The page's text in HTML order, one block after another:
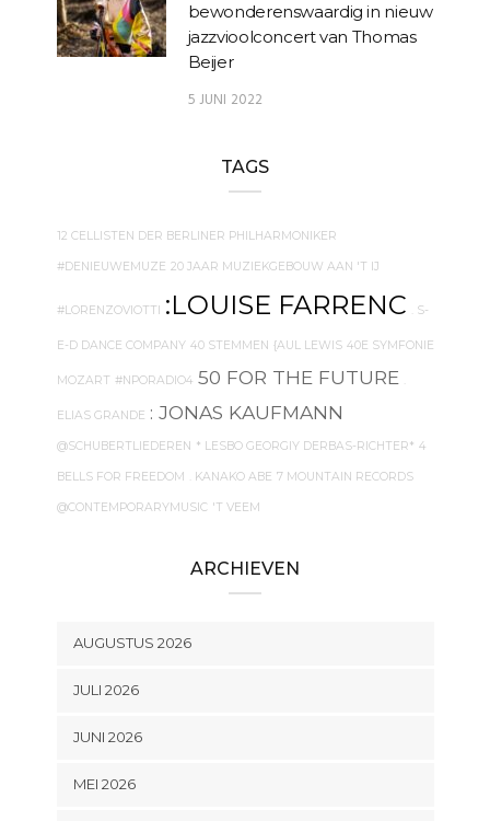
bewonderenswaardig in nieuw
jazzvioolconcert van Thomas
Beijer
5 JUNI 2022
TAGS
12 CELLISTEN DER BERLINER PHILHARMONIKER
#DENIEUWEMUZE 20 JAAR MUZIEKGEBOUW AAN 'T IJ
#LORENZOVIOTTI :LOUISE FARRENC . S-
E-D DANCE COMPANY 40 STEMMEN {AUL LEWIS 40E SYMFONIE
MOZART #NPORADIO4 50 FOR THE FUTURE
ELIAS GRANDE : JONAS KAUFMANN
@SCHUBERTLIEDEREN * LESBO GEORGIY DERBAS-RICHTER* 4
BELLS FOR FREEDOM . KANAKO ABE 7 MOUNTAIN RECORDS
@CONTEMPORARYMUSIC 'T VEEM
ARCHIEVEN
AUGUSTUS 2026
JULI 2026
JUNI 2026
MEI 2026